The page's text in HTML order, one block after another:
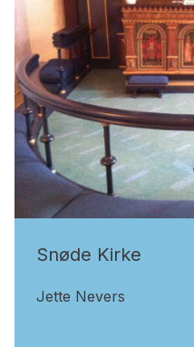
Snøde Kirke
Jette Nevers